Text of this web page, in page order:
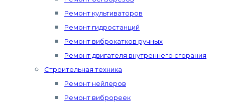
Ремонт культиваторов
Ремонт гидростанций
Ремонт виброкатков ручных
Ремонт двигателя внутреннего сгорания
Строительная техника
Ремонт нейлеров
Ремонт виброреек